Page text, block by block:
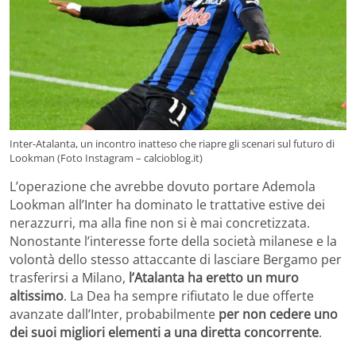
Inter-Atalanta, un incontro inatteso che riapre gli scenari sul futuro di
Lookman (Foto Instagram – calcioblog.it)
L’operazione che avrebbe dovuto portare Ademola
Lookman all’Inter ha dominato le trattative estive dei
nerazzurri, ma alla fine non si è mai concretizzata.
Nonostante l’interesse forte della società milanese e la
volontà dello stesso attaccante di lasciare Bergamo per
trasferirsi a Milano, l’Atalanta ha eretto un muro
altissimo. La Dea ha sempre rifiutato le due offerte
avanzate dall’Inter, probabilmente per non cedere uno
dei suoi migliori elementi a una diretta concorrente.